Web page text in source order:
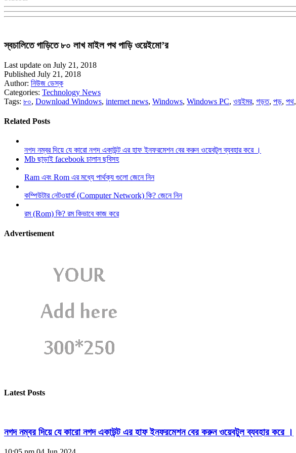
স্বচালিতে গাড়িতে ৮০ লাখ মাইল পথ পাড়ি ওয়েইমো’র
Last update on July 21, 2018
Published July 21, 2018
Author: নিউজ ডেস্ক
Categories: Technology News
Tags: ৮০, Download Windows, internet news, Windows, Windows PC, ওয়ইমর, গড়ত, পড়, পথ,
Related Posts
নগদ নম্বর দিয়ে যে কারো নগদ একাউন্ট এর হাফ ইনফরমেশন বের করুন ওয়েবটুল ব্যবহার করে ।
Mb ছাড়াই facebook চালান ছবিসহ
Ram এবং Rom এর মধ্যে পার্থক্য গুলো জেনে নিন
কম্পিউটার নেটওয়ার্ক (Computer Network) কি? জেনে নিন
রম (Rom) কি? রম কিভাবে কাজ করে
Advertisement
Latest Posts
নগদ নম্বর দিয়ে যে কারো নগদ একাউন্ট এর হাফ ইনফরমেশন বের করুন ওয়েবটুল ব্যবহার করে ।